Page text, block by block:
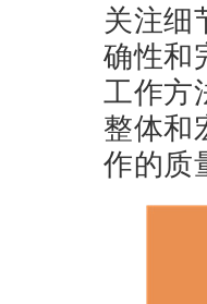
关注细
确性和
工作方
整体和
作的质